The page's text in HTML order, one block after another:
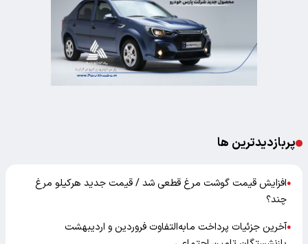
پربازدیدترین ها
●افزایش قیمت گوشت مرغ قطعی شد / قیمت جدید هرکیلو مرغ
چند؟
●آخرین جزئیات پرداخت مابه‌التفاوت فروردین و اردیبهشت